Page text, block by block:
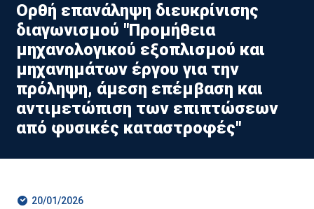
Ορθή επανάληψη διευκρίνισης
διαγωνισμού "Προμήθεια
μηχανολογικού εξοπλισμού και
μηχανημάτων έργου για την
πρόληψη, άμεση επέμβαση και
αντιμετώπιση των επιπτώσεων
από φυσικές καταστροφές"
20/01/2026